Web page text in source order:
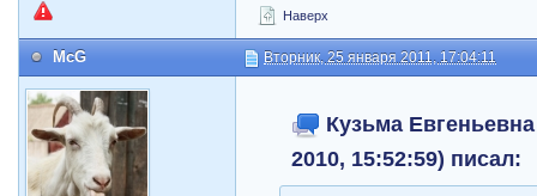
Наверх
McG Вторник, 25 января 2011, 17:04:11
Кузьма
2010, 15:52:59) писал: